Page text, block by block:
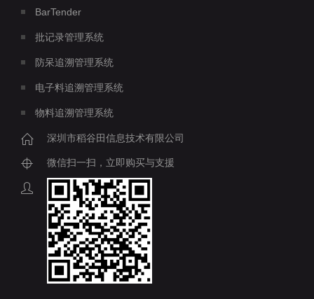
BarTender
批记录管理系统
防呆追溯管理系统
电子料追溯管理系统
物料追溯管理系统
深圳市稻谷田信息技术有限公司
微信扫一扫，立即购买与支援